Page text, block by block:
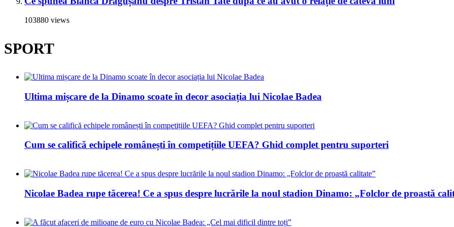
103880 views
SPORT
Ultima mișcare de la Dinamo scoate în decor asociația lui Nicolae Badea
Cum se califică echipele românești în competițiile UEFA? Ghid complet pentru suporteri
Nicolae Badea rupe tăcerea! Ce a spus despre lucrările la noul stadion Dinamo: „Folclor de proastă